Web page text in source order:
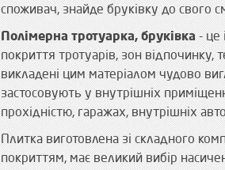
споживач, знайде бруківку до свого
Полімерна тротуарка, бруківка- це
покриття тротуарів, зон відпочинку,
викладені цим матеріалом чудово
застосовують у внутрішніх
прохідністю, гаражах, внутрішніх
Плитка виготовлена ​​зі складного
покриттям, має великий вибір